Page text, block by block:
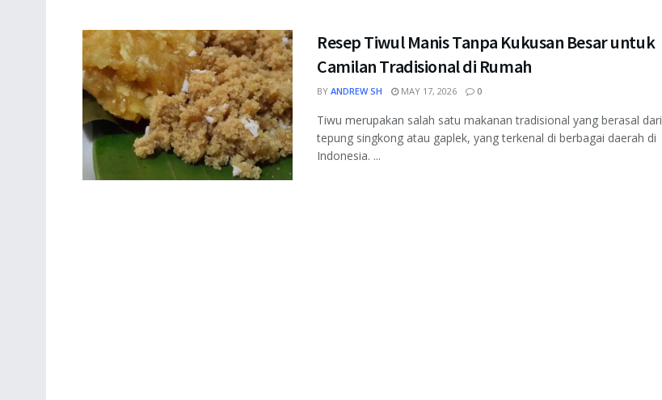
Resep Tiwul Manis Tanpa Kukusan Besar untuk
Camilan Tradisional di Rumah
BY ANDREW SH MAY 17, 2026 0
Tiwu merupakan salah satu makanan tradisional yang berasal dari
tepung singkong atau gaplek, yang terkenal di berbagai daerah di
Indonesia. ...